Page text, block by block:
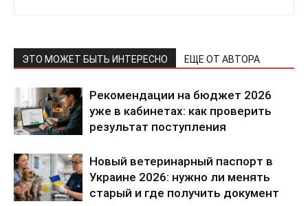
ПОДПИСАТЬСЯ СЕЙЧАС
О нас
Связаться с нами
Политика конфиденциальности
ЭТО МОЖЕТ БЫТЬ ИНТЕРЕСНО ЕЩЕ ОТ АВТОРА
Рекомендации на бюджет 2026
уже в кабинетах: как проверить
результат поступления
Новый ветеринарный паспорт в
Украине 2026: нужно ли менять
старый и где получить документ